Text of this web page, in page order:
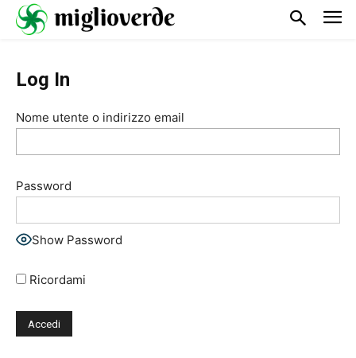
Log In
Nome utente o indirizzo email
Password
Show Password
Ricordami